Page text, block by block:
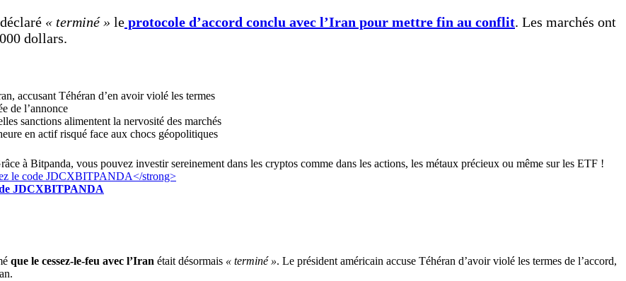
« terminé » le protocole d’accord conclu avec l’Iran pour mettre fin au conflit. Les marchés ont
dollars.
accusant Téhéran d’en avoir violé les termes
de l’annonce
sanctions alimentent la nervosité des marchés
en actif risqué face aux chocs géopolitiques
à Bitpanda, vous pouvez investir sereinement dans les cryptos comme dans les actions, les métaux précieux ou même sur les ETF !
JDCXBITPANDA
que le cessez-le-feu avec l’Iran était désormais « terminé ». Le président américain accuse Téhéran d’avoir violé les termes de l’accord,